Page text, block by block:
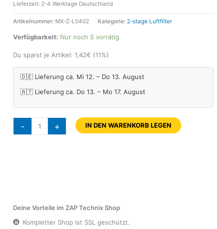
Lieferzeit: 2-4 Werktage Deutschland
Artikelnummer: MX-Z-L0402 Kategorie: 2-stage Luftfilter
Verfügbarkeit: Nur noch 5 vorrätig
Du sparst je Artikel: 1,42€ (11%)
🇩🇪 Lieferung ca. Mi 12. – Do 13. August
🇦🇹 Lieferung ca. Do 13. – Mo 17. August
- + IN DEN WARENKORB LEGEN
Deine Vorteile im ZAP Technix Shop
Kompletter Shop ist SSL geschützt.